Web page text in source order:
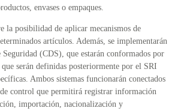
envases o empaques.
la posibilidad de aplicar mecanismos de
artículos. Además, se implementarán
(CDS), que estarán conformados por
serán definidas posteriormente por el SRI
Ambos sistemas funcionarán conectados
control que permitirá registrar información
importación, nacionalización y